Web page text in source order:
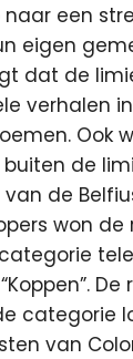
een
eigen
dat de
verhalen
Ook
de
de
won de
categorie
van